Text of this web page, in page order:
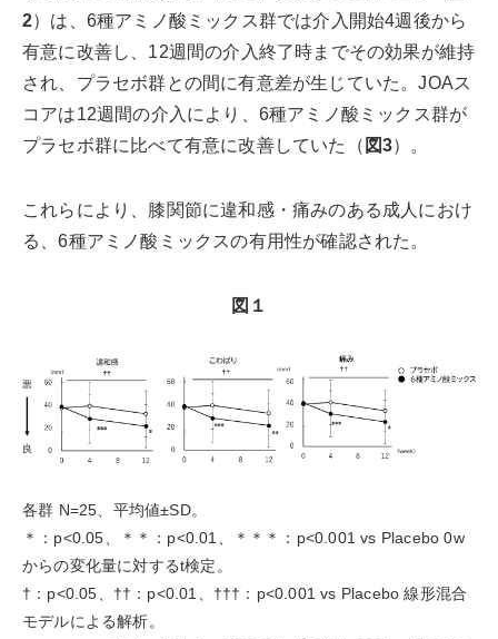
2）は、6種アミノ酸ミックス群では介入開始4週後から
有意に改善し、12週間の介入終了時までその効果が維持
され、プラセボ群との間に有意差が生じていた。JOAス
コアは12週間の介入により、6種アミノ酸ミックス群が
プラセボ群に比べて有意に改善していた（ 図3）。
これらにより、膝関節に違和感・痛みのある成人におけ
る、6種アミノ酸ミックスの有用性が確認された。
図１
各群 N=25、平均値±SD。
＊：p<0.05、＊＊：p<0.01、＊＊＊：p<0.001 vs Placebo 0w
からの変化量に対するt検定。
†：p<0.05、††：p<0.01、†††：p<0.001 vs Placebo 線形混合
モデルによる解析。